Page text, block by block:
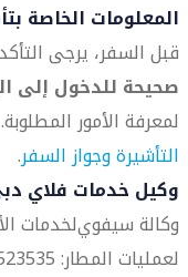
المعلومات الخاصة
قبل السفر، يرجى
صحيحة للدخول إلى
لمعرفة الأمور
التأشيرة وجواز السفر.
وكيل خدمات فلاي
وكالة سيفويلخدمات الأمتعة:
لعمليات المطار: 523535 252+